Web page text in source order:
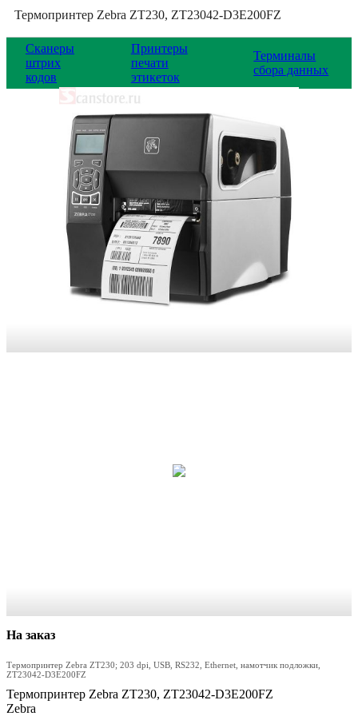
Термопринтер Zebra ZT230, ZT23042-D3E200FZ
Сканеры
штрих
кодов
Принтеры
печати
этикеток
Терминалы
сбора данных
На заказ
Термопринтер Zebra ZT230; 203 dpi, USB, RS232, Ethernet, намотчик подложки,
ZT23042-D3E200FZ
Термопринтер Zebra ZT230, ZT23042-D3E200FZ
Zebra